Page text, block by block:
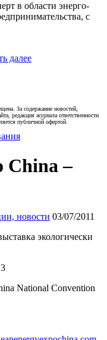
в области энерго-
с
далее
За содержание новостей,
редакция журнала ответственности
публичной офертой.
China –
новости 03/07/2011
экологически
National Convention